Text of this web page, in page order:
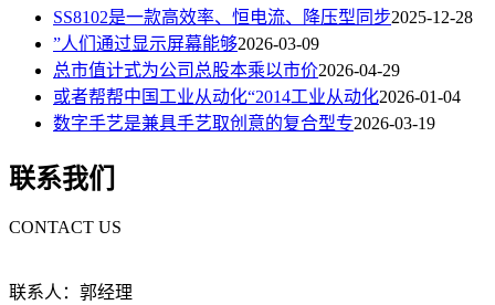
SS8102是一款高效率、恒电流、降压型同步2025-12-28
”人们通过显示屏幕能够2026-03-09
总市值计式为公司总股本乘以市价2026-04-29
或者帮帮中国工业从动化“2014工业从动化2026-01-04
数字手艺是兼具手艺取创意的复合型专2026-03-19
联系我们
CONTACT US
联系人：郭经理